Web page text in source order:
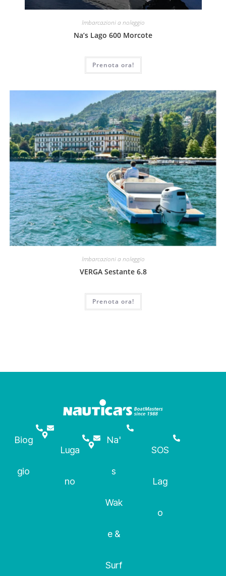
Imbarcazioni a noleggio
Na’s Lago 600 Morcote
Prenota ora!
Imbarcazioni a noleggio
VERGA Sestante 6.8
Prenota ora!
Biog
gio
Luga
no
Na'
s
Wak
e &
Surf
SOS
Lag
o